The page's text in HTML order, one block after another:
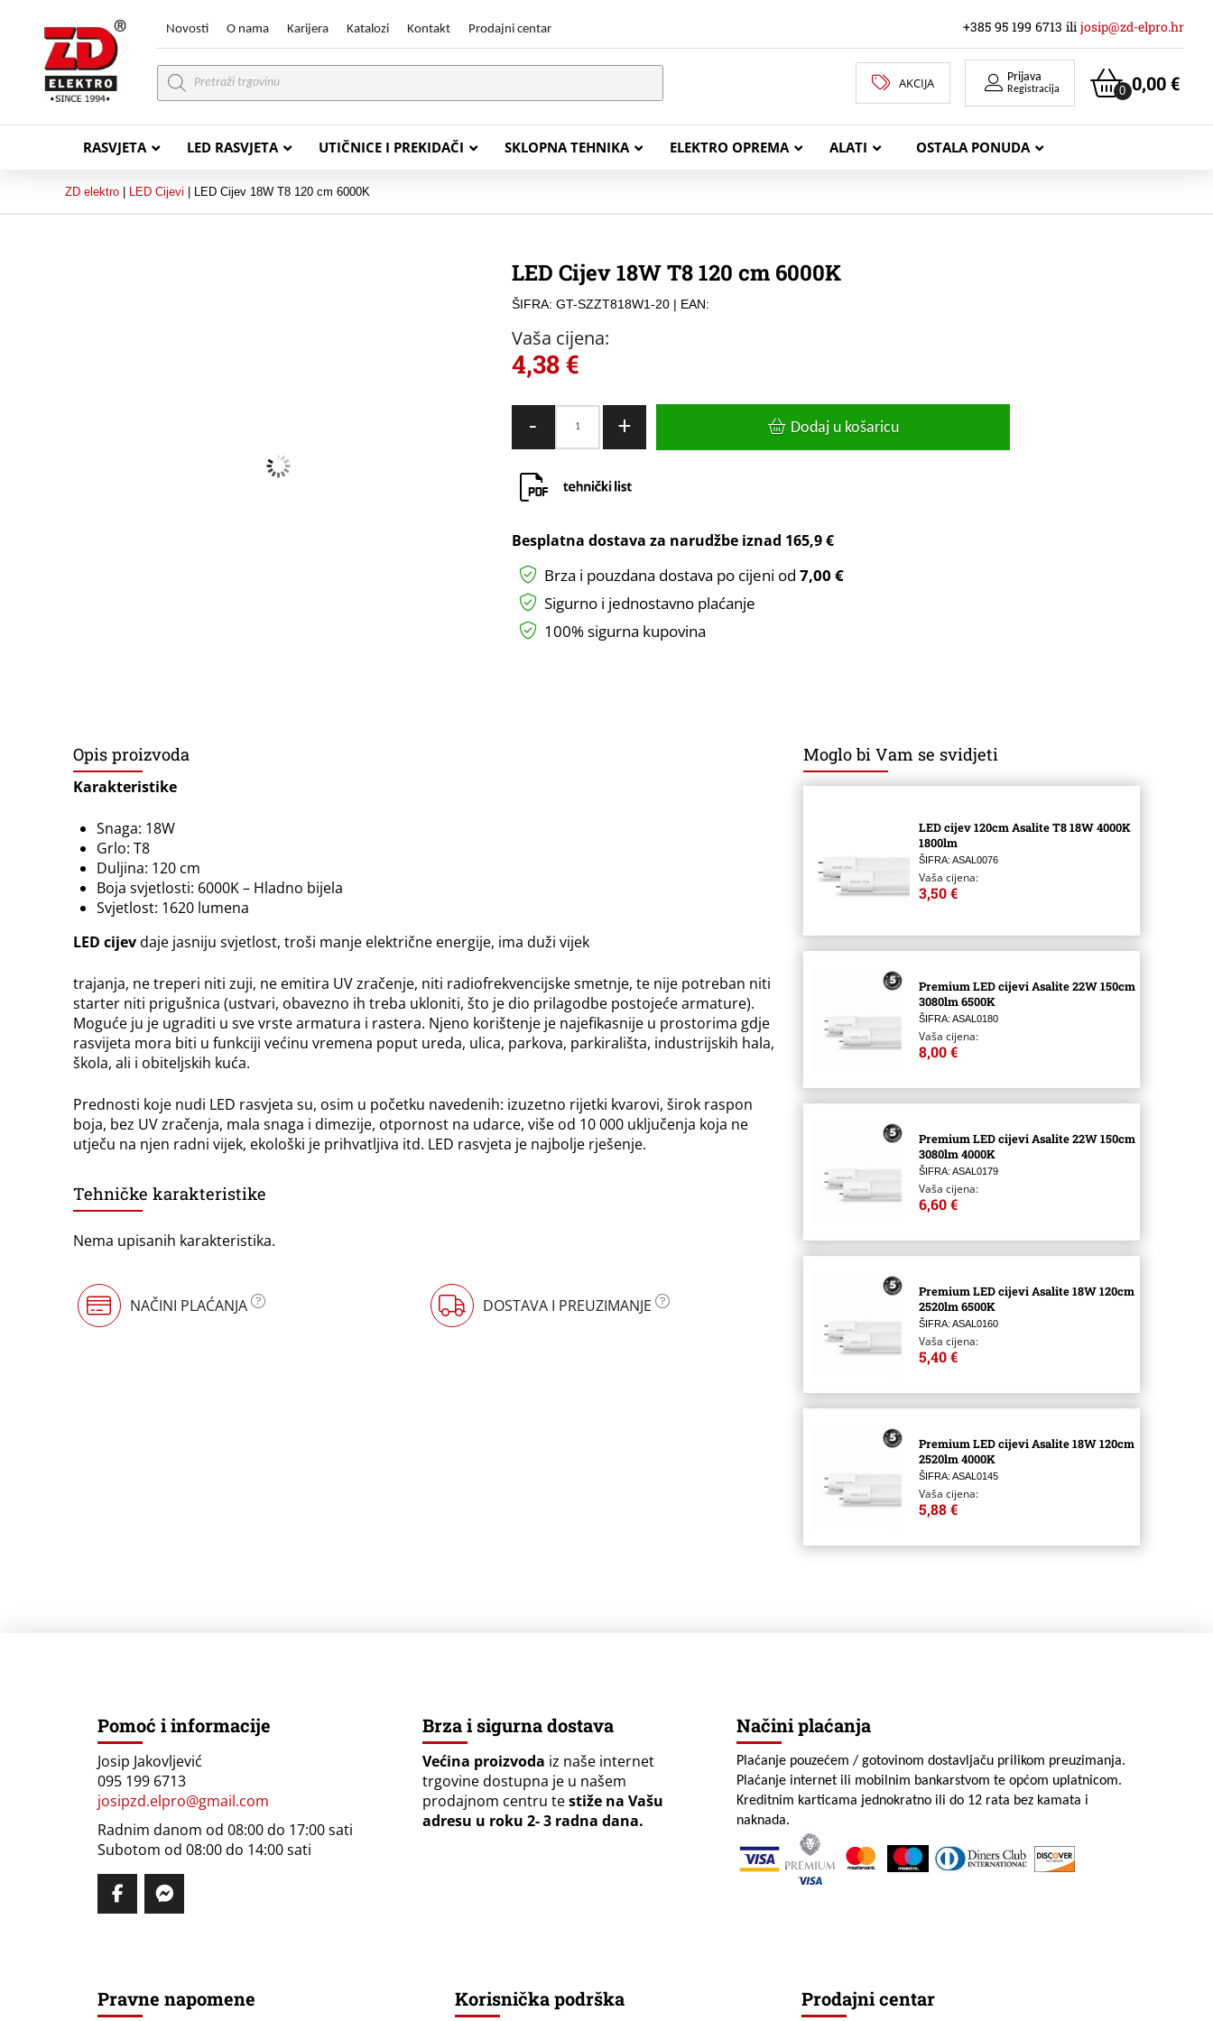
Novosti O nama Karijera Katalozi Kontakt Prodajni centar +385 95 199 6713 ili josip@zd-elpro.hr
Products
search
AKCIJA Prijava
Registracija 0,00€
0
RASVJETA LED RASVJETA UTIČNICE I PREKIDAČI SKLOPNA TEHNIKA ELEKTRO OPREMA ALATI OSTALA PONUDA
ZD elektro LED Cijevi LED Cijev 18W T8 120 cm 6000K
LED Cijev 18W T8 120 cm 6000K
ŠIFRA: GT-SZZT818W1-20| EAN:
Vaša cijena:
4,38€
-
T8
količina
+ Dodaj u košaricu
Besplatna dostava za narudžbe iznad 165,9 €
Brza i pouzdana dostava po cijeni od 7,00 €
Sigurno i jednostavno plaćanje
100% sigurna kupovina
Opis proizvoda
Karakteristike
Snaga: 18W
Grlo: T8
Duljina: 120 cm
Boja svjetlosti: 6000K – Hladno bijela
Svjetlost: 1620 lumena
LED cijevdaje jasniju svjetlost, troši manje električne energije, ima duži vijek
trajanja, ne treperi niti zuji, ne emitira UV zračenje, niti radiofrekvencijske smetnje, te nije potreban niti
starter niti prigušnica (ustvari, obavezno ih treba ukloniti, što je dio prilagodbe postojeće armature).
Moguće ju je ugraditi u sve vrste armatura i rastera. Njeno korištenje je najefikasnije u prostorima gdje
rasvijeta mora biti u funkciji većinu vremena poput ureda, ulica, parkova, parkirališta, industrijskih hala,
škola, ali i obiteljskih kuća.
Prednosti koje nudi LED rasvjeta su, osim u početku navedenih: izuzetno rijetki kvarovi, širok raspon
boja, bez UV zračenja, mala snaga i dimezije, otpornost na udarce, više od 10 000 uključenja koja ne
utječu na njen radni vijek, ekološki je prihvatljiva itd. LED rasvjeta je najbolje rješenje.
Tehničke karakteristike
Nema upisanih karakteristika.
NAČINI PLAĆANJA DOSTAVA I PREUZIMANJE
Moglo bi Vam se svidjeti
LED cijev 120cm Asalite T8 18W 4000K
1800lm
ŠIFRA: ASAL0076
Vaša cijena:
3,50 €
Premium LED cijevi Asalite 22W 150cm
3080lm 6500K
ŠIFRA: ASAL0180
Vaša cijena:
8,00 €
Premium LED cijevi Asalite 22W 150cm
3080lm 4000K
ŠIFRA: ASAL0179
Vaša cijena:
6,60 €
Premium LED cijevi Asalite 18W 120cm
2520lm 6500K
ŠIFRA: ASAL0160
Vaša cijena:
5,40 €
Premium LED cijevi Asalite 18W 120cm
2520lm 4000K
ŠIFRA: ASAL0145
Vaša cijena:
5,88 €
Pomoć i informacije
Josip Jakovljević
095 199 6713
josipzd.elpro@gmail.com
Radnim danom od 08:00 do 17:00 sati
Subotom od 08:00 do 14:00 sati
Brza i sigurna dostava
Većina proizvoda iz naše internet
trgovine dostupna je u našem
prodajnom centru testiže na Vašu
adresu u roku 2- 3 radna dana.
Načini plaćanja
Plaćanje pouzećem / gotovinom dostavljaču prilikom preuzimanja.
Plaćanje internet ili mobilnim bankarstvom te općom uplatnicom.
Kreditnim karticama jednokratno ili do 12 rata bez kamata i
naknada.
Pravne napomene Korisnička podrška Prodajni centar